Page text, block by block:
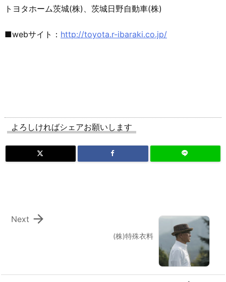
トヨタホーム茨城(株)、茨城日野自動車(株)
■webサイト： http://toyota.r-ibaraki.co.jp/
よろしければシェアお願いします
(株)特殊衣料

Next